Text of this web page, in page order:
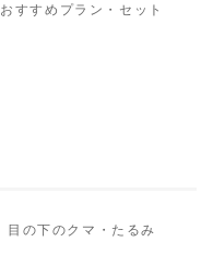
おすすめプラン・セット
目の下のクマ・たるみ